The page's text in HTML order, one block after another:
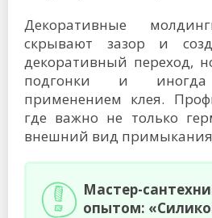
Декоративные
скрывают зазор и
декоративный переход,
подгонки и
применением клея.
где важно не только
внешний вид
Мастер-
опытом: